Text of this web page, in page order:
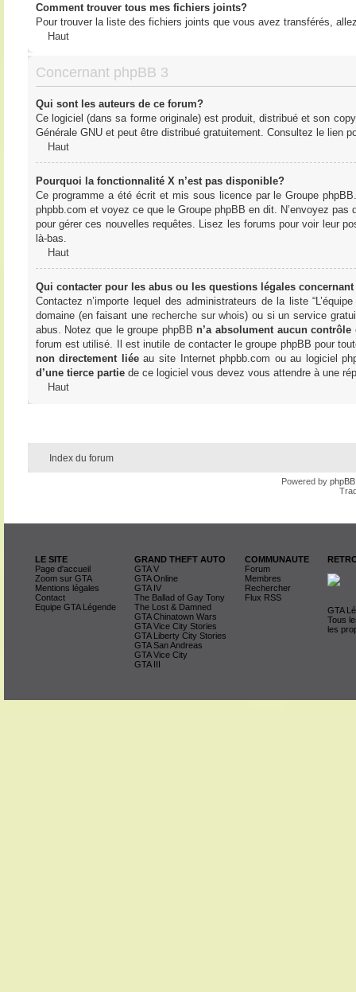
Comment trouver tous mes fichiers joints?
Pour trouver la liste des fichiers joints que vous avez transférés,
Haut
Concernant phpBB 3
Qui sont les auteurs de ce forum?
Ce logiciel (dans sa forme originale) est produit, distribué et son
Générale GNU et peut être distribué gratuitement. Consultez le lien
Haut
Pourquoi la fonctionnalité X n’est pas disponible?
Ce programme a été écrit et mis sous licence par le Groupe
phpbb.com et voyez ce que le Groupe phpBB en dit. N’envoyez
pour gérer ces nouvelles requêtes. Lisez les forums pour voir leur
là-bas.
Haut
Qui contacter pour les abus ou les questions légales
Contactez n’importe lequel des administrateurs de la liste
domaine (en faisant une recherche sur whois) ou si un service
abus. Notez que le groupe phpBB n’a absolument aucun contrôle
forum est utilisé. Il est inutile de contacter le groupe phpBB pour
non directement liéeau site Internet phpbb.com ou au logiciel
d’une tierce partiede ce logiciel vous devez vous attendre à une
Haut
Index du forum
Powered by phpBB
LE SITE
Page d'accueil
Zoom sur GTA
Mentions légales
Contact
Equipe GTA Légende
GRAND THEFT AUTO
GTA V
GTA Online
GTA IV
The Ballad of Gay Tony
The Lost & Damned
GTA Chinatown Wars
GTA Vice City Stories
GTA Liberty City Stories
GTA San Andreas
GTA Vice City
GTA III
COMMUNAUTE
Forum
Membres
Rechercher
Flux RSS
GTA
Tous
les